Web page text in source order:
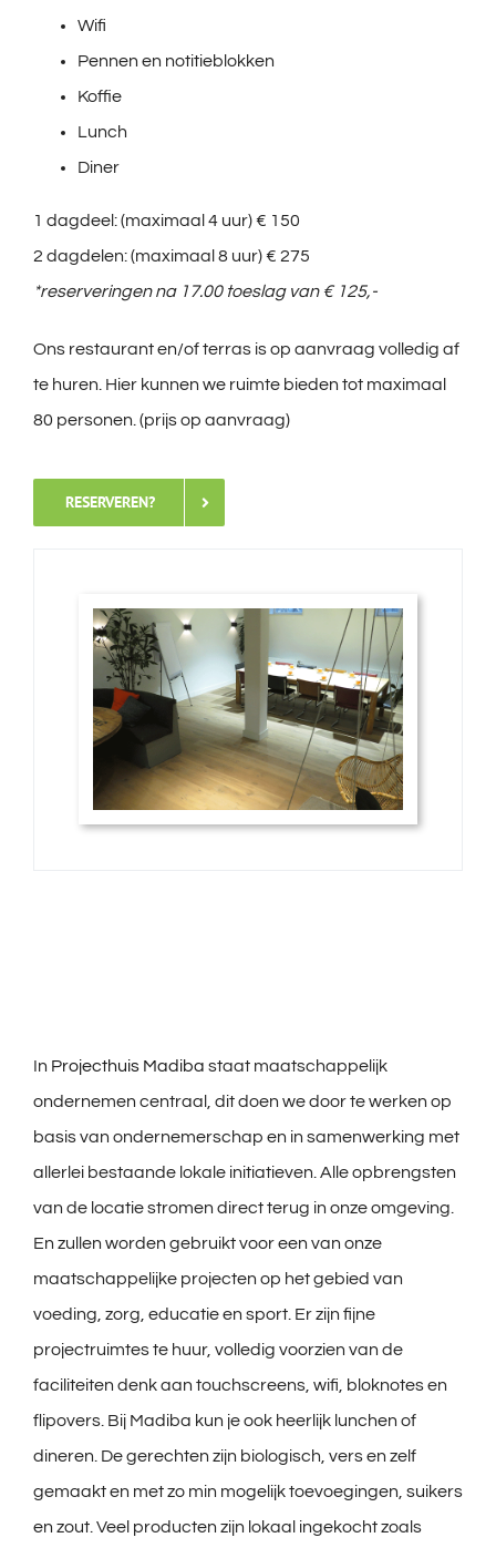
Wifi
Pennen en notitieblokken
Koffie
Lunch
Diner
1 dagdeel: (maximaal 4 uur) € 150
2 dagdelen: (maximaal 8 uur) € 275
*reserveringen na 17.00 toeslag van € 125,-
Ons restaurant en/of terras is op aanvraag volledig af
te huren. Hier kunnen we ruimte bieden tot maximaal
80 personen. (prijs op aanvraag)
RESERVEREN?
In Projecthuis Madiba staat maatschappelijk
ondernemen centraal, dit doen we door te werken op
basis van ondernemerschap en in samenwerking met
allerlei bestaande lokale initiatieven. Alle opbrengsten
van de locatie stromen direct terug in onze omgeving.
En zullen worden gebruikt voor een van onze
maatschappelijke projecten op het gebied van
voeding, zorg, educatie en sport. Er zijn fijne
projectruimtes te huur, volledig voorzien van de
faciliteiten denk aan touchscreens, wifi, bloknotes en
flipovers. Bij Madiba kun je ook heerlijk lunchen of
dineren. De gerechten zijn biologisch, vers en zelf
gemaakt en met zo min mogelijk toevoegingen, suikers
en zout. Veel producten zijn lokaal ingekocht zoals